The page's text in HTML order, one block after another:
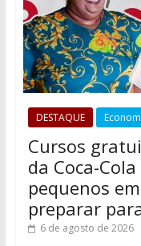
DESTAQUE
Cursos
da Coca-
pequenos
preparar
6 de agosto de 2026